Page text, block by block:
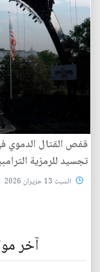
قفص القتال الدموي
تجسيد للرمزية
السبت 13 حزيران 2026
آخر